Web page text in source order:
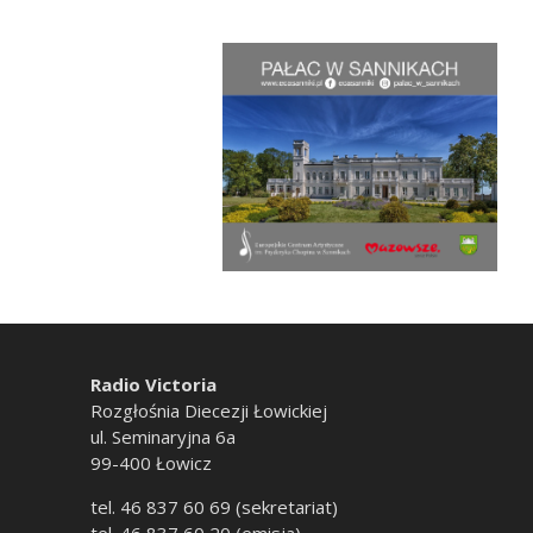
Radio Victoria
Rozgłośnia Diecezji Łowickiej
ul. Seminaryjna 6a
99-400 Łowicz
tel. 46 837 60 69 (sekretariat)